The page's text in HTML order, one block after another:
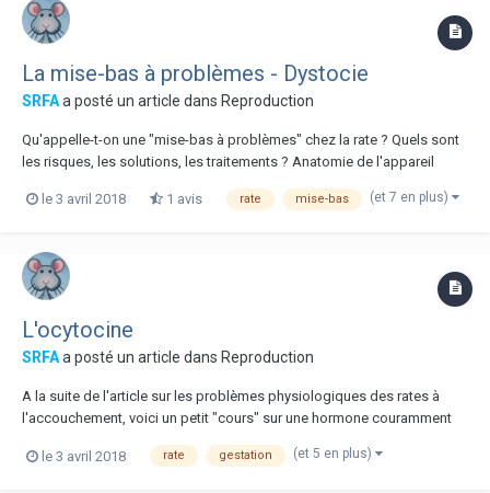
La mise-bas à problèmes - Dystocie
SRFAa posté un article dans Reproduction
Qu'appelle-t-on une "mise-bas à problèmes" chez la rate ? Quels sont
les risques, les solutions, les traitements ? Anatomie de l'appareil
utérine 4. Ligament 5. Corps de l'utérus 6. Col de l'u...
le 3 avril 2018 1 avis rate mise-bas (et 7 en plus)
L'ocytocine
SRFAa posté un article dans Reproduction
A la suite de l'article sur les problèmes physiologiques des rates à
l'accouchement, voici un petit "cours" sur une hormone couramment
des ratons est une étape essentielle dans le processus de
le 3 avril 2018 rate gestation (et 5 en plus)